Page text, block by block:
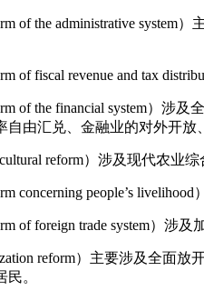
of the administrative
of fiscal revenue and tax
of the financial system）
由汇兑、金融业的对外开放
reform）涉及现代农业
concerning people’s
of foreign trade system）
reform）主要涉及全面
。